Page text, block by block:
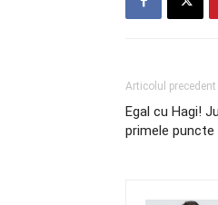
Articolul precedent
Egal cu Hagi!
primele puncte